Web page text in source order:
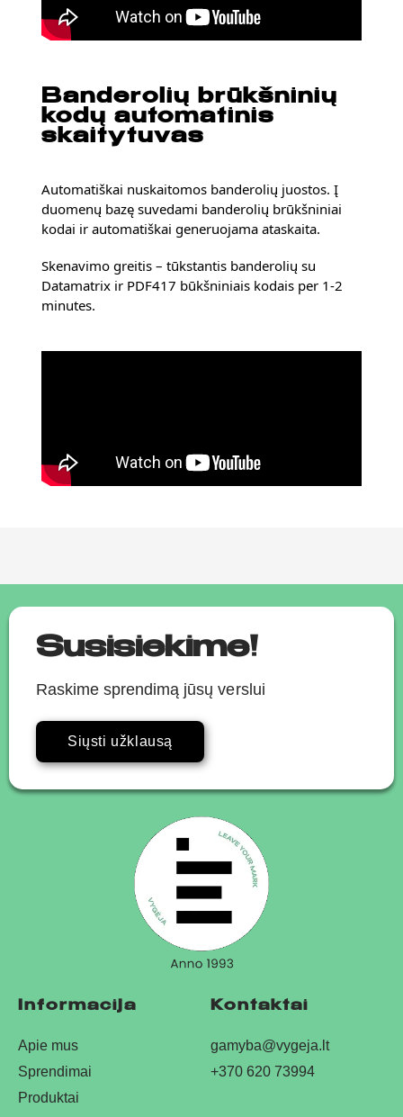
Banderolių brūkšninių
kodų automatinis
skaitytuvas
Automatiškai nuskaitomos banderolių juostos. Į
duomenų bazę suvedami banderolių brūkšniniai
kodai ir automatiškai generuojama ataskaita.
Skenavimo greitis – tūkstantis banderolių su
Datamatrix ir PDF417 būkšniniais kodais per 1-2
minutes.
Susisiekime!
Raskime sprendimą jūsų verslui
Siųsti užklausą
Informacija
Apie mus
Sprendimai
Produktai
Kontaktai
gamyba@vygeja.lt
+370 620 73994